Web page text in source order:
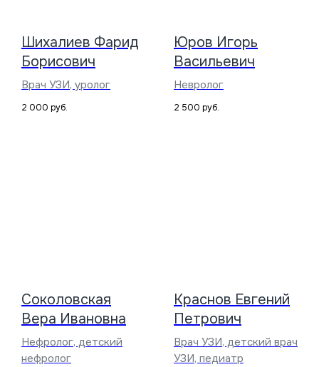
Шихалиев Фарид
Борисович
Врач УЗИ, уролог
2 000 руб.
Юров Игорь
Васильевич
Невролог
2 500 руб.
Соколовская
Вера Ивановна
Нефролог, детский
нефролог
Краснов Евгений
Петрович
Врач УЗИ, детский врач
УЗИ, педиатр